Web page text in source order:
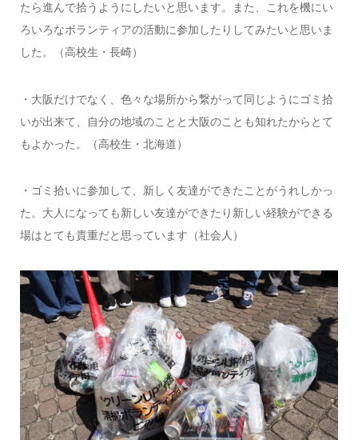
たら進んで拾うようにしたいと思います。また、これを機にい
ろいろなボランティアの活動に参加したりしてみたいと思いま
した。（高校生・長崎）
・大阪だけでなく、色々な場所から繋がって同じようにゴミ拾
いが出来て、自分の地域のことと大阪のことも知れたからとて
もよかった。（高校生・北海道）
・ゴミ拾いに参加して、新しく友達ができたことがうれしかっ
た。大人になっても新しい友達ができたり新しい経験ができる
場はとても貴重だと思っています（社会人）